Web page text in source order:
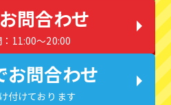
問合わせ
11:00〜20:00
お問合わせ
付けております